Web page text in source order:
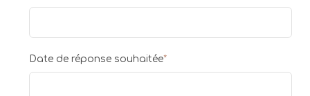
Date de réponse souhaitée*